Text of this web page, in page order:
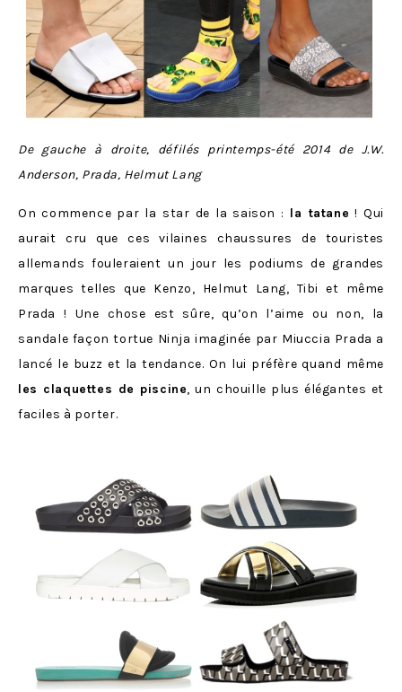
De gauche à droite, défilés printemps-été 2014 de J.W.
Anderson, Prada, Helmut Lang
On commence par la star de la saison : la tatane ! Qui
aurait cru que ces vilaines chaussures de touristes
allemands fouleraient un jour les podiums de grandes
marques telles que Kenzo, Helmut Lang, Tibi et même
Prada ! Une chose est sûre, qu’on l’aime ou non, la
sandale façon tortue Ninja imaginée par Miuccia Prada a
lancé le buzz et la tendance. On lui préfère quand même
les claquettes de piscine, un chouille plus élégantes et
faciles à porter.